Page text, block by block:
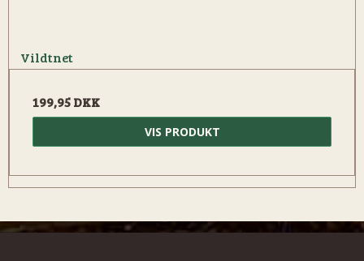
Vildtnet
199,95 DKK
VIS PRODUKT